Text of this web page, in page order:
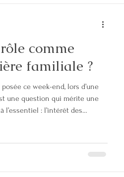
comme
familiale ?
posée ce week-end, lors d’une
une question qui mérite une
l’essentiel : l’intérêt des
👉 Du conflit modéré au
est unique. 👉 Le
l’intensité du co